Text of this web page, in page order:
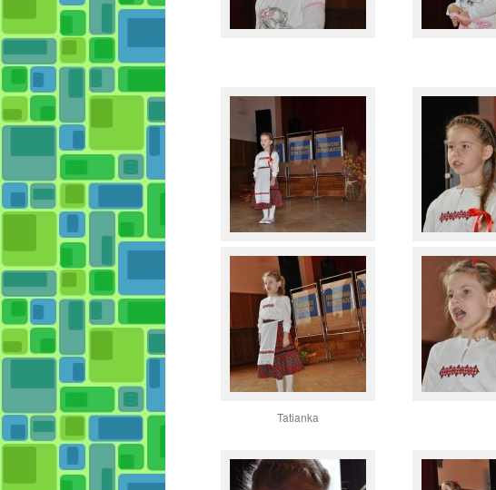
Tatianka